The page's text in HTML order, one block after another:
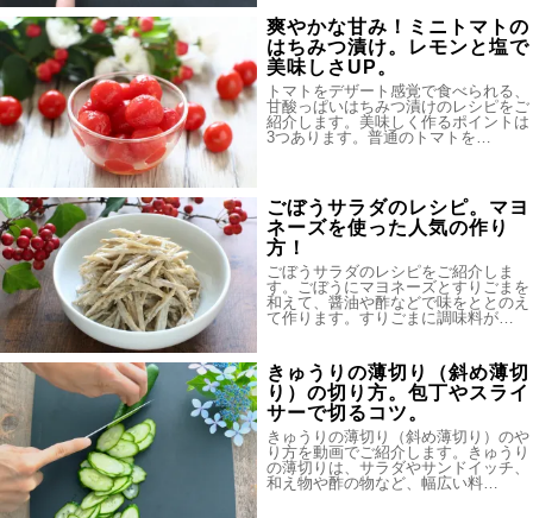
爽やかな甘み！ミニトマトの
はちみつ漬け。レモンと塩で
美味しさUP。
トマトをデザート感覚で食べられる、
甘酸っぱいはちみつ漬けのレシピをご
紹介します。美味しく作るポイントは
3つあります。普通のトマトを…
ごぼうサラダのレシピ。マヨ
ネーズを使った人気の作り
方！
ごぼうサラダのレシピをご紹介しま
す。ごぼうにマヨネーズとすりごまを
和えて、醤油や酢などで味をととのえ
て作ります。すりごまに調味料が…
きゅうりの薄切り（斜め薄切
り）の切り方。包丁やスライ
サーで切るコツ。
きゅうりの薄切り（斜め薄切り）のや
り方を動画でご紹介します。きゅうり
の薄切りは、サラダやサンドイッチ、
和え物や酢の物など、幅広い料…